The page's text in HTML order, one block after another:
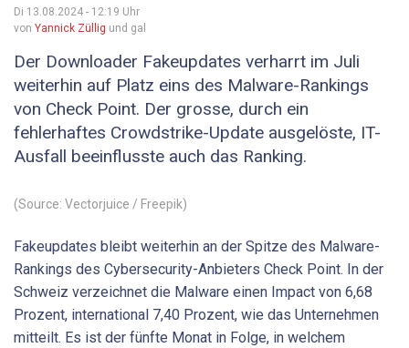
Di 13.08.2024 - 12:19 Uhr
von Yannick Züllig und gal
Der Downloader Fakeupdates verharrt im Juli
weiterhin auf Platz eins des Malware-Rankings
von Check Point. Der grosse, durch ein
fehlerhaftes Crowdstrike-Update ausgelöste, IT-
Ausfall beeinflusste auch das Ranking.
(Source: Vectorjuice / Freepik)
Fakeupdates bleibt weiterhin an der Spitze des Malware-
Rankings des Cybersecurity-Anbieters Check Point. In der
Schweiz verzeichnet die Malware einen Impact von 6,68
Prozent, international 7,40 Prozent, wie das Unternehmen
mitteilt. Es ist der fünfte Monat in Folge, in welchem